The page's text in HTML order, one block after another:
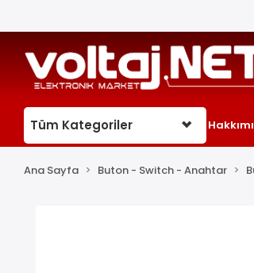
Tüm Kategoriler
Ana Sayfa Buton - Switch - Anahtar